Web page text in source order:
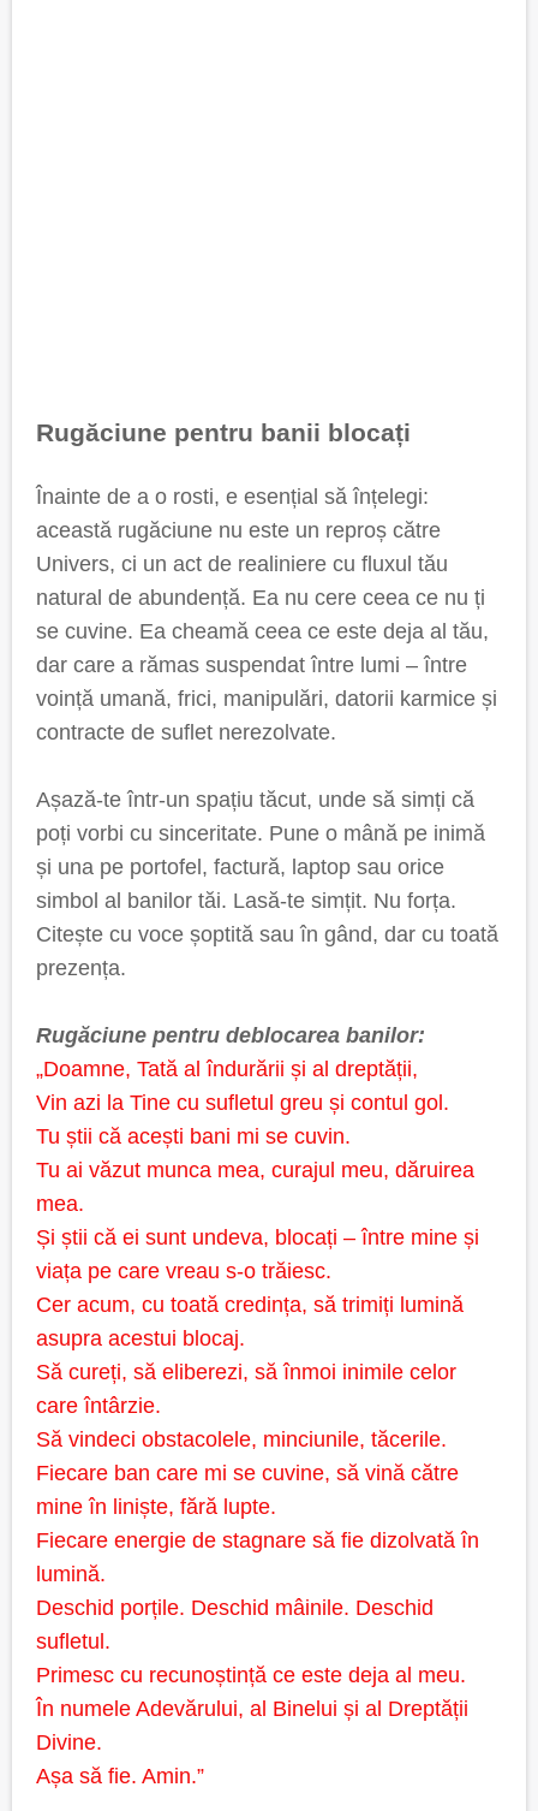
Rugăciune pentru banii blocați
Înainte de a o rosti, e esențial să înțelegi:
această rugăciune nu este un reproș către
Univers, ci un act de realiniere cu fluxul tău
natural de abundență. Ea nu cere ceea ce nu ți
se cuvine. Ea cheamă ceea ce este deja al tău,
dar care a rămas suspendat între lumi – între
voință umană, frici, manipulări, datorii karmice și
contracte de suflet nerezolvate.
Așază-te într-un spațiu tăcut, unde să simți că
poți vorbi cu sinceritate. Pune o mână pe inimă
și una pe portofel, factură, laptop sau orice
simbol al banilor tăi. Lasă-te simțit. Nu forța.
Citește cu voce șoptită sau în gând, dar cu toată
prezența.
Rugăciune pentru deblocarea banilor:
„Doamne, Tată al îndurării și al dreptății,
Vin azi la Tine cu sufletul greu și contul gol.
Tu știi că acești bani mi se cuvin.
Tu ai văzut munca mea, curajul meu, dăruirea
mea.
Și știi că ei sunt undeva, blocați – între mine și
viața pe care vreau s-o trăiesc.
Cer acum, cu toată credința, să trimiți lumină
asupra acestui blocaj.
Să cureți, să eliberezi, să înmoi inimile celor
care întârzie.
Să vindeci obstacolele, minciunile, tăcerile.
Fiecare ban care mi se cuvine, să vină către
mine în liniște, fără lupte.
Fiecare energie de stagnare să fie dizolvată în
lumină.
Deschid porțile. Deschid mâinile. Deschid
sufletul.
Primesc cu recunoștință ce este deja al meu.
În numele Adevărului, al Binelui și al Dreptății
Divine.
Așa să fie. Amin.”